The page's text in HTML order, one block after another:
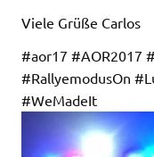
Viele Grüße Carlos
#aor17 #AOR2017
#RallyemodusOn
#WeMadeIt